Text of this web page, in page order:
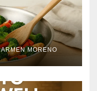
MORENO